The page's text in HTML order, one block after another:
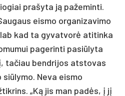
prašyta ją pažeminti.
eismo organizavimo
kad ta gyvatvorė atitinka
pagerinti pasiūlyta
tačiau bendrijos atstovas
Neva eismo
„Ką jis man padės, į jį